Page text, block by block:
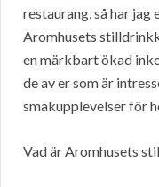
restaurang, så har
Aromhusets
en märkbart ökad
de av er som är
smakupplevelser för
Vad är Aromhusets